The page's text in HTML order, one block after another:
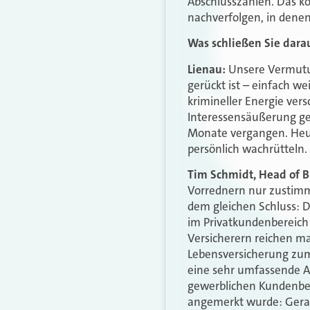
nachverfolgen, in
Was schließen Sie
Lienau: Unsere
gerückt ist – einfach
krimineller Energie
Interessensäußerung
Monate vergangen.
persönlich wachrütteln.
Tim Schmidt, Head of
Vorrednern nur
dem gleichen Schluss:
im
Versicherern reichen
Lebensversicherung
eine sehr umfassende
gewerblichen
angemerkt wurde: